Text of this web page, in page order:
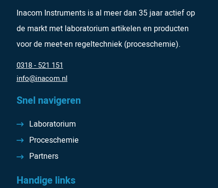
Inacom Instruments is al meer dan 35 jaar actief op
de markt met laboratorium artikelen en producten
voor de meet-en regeltechniek (proceschemie).
0318 - 521 151
info@inacom.nl
Snel navigeren
Laboratorium
Proceschemie
Partners
Handige links